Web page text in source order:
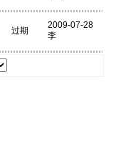
过期
2009-07-28
李